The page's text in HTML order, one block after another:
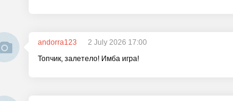
andorra123
2 July 2026 17:00
Топчик, залетело! Имба игра!